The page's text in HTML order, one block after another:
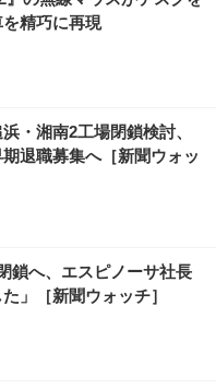
精巧に再現
・湘南2工場閉鎖検討、
退職募集へ［新聞ウォッ
鎖へ、エスピノーサ社長
」［新聞ウォッチ］